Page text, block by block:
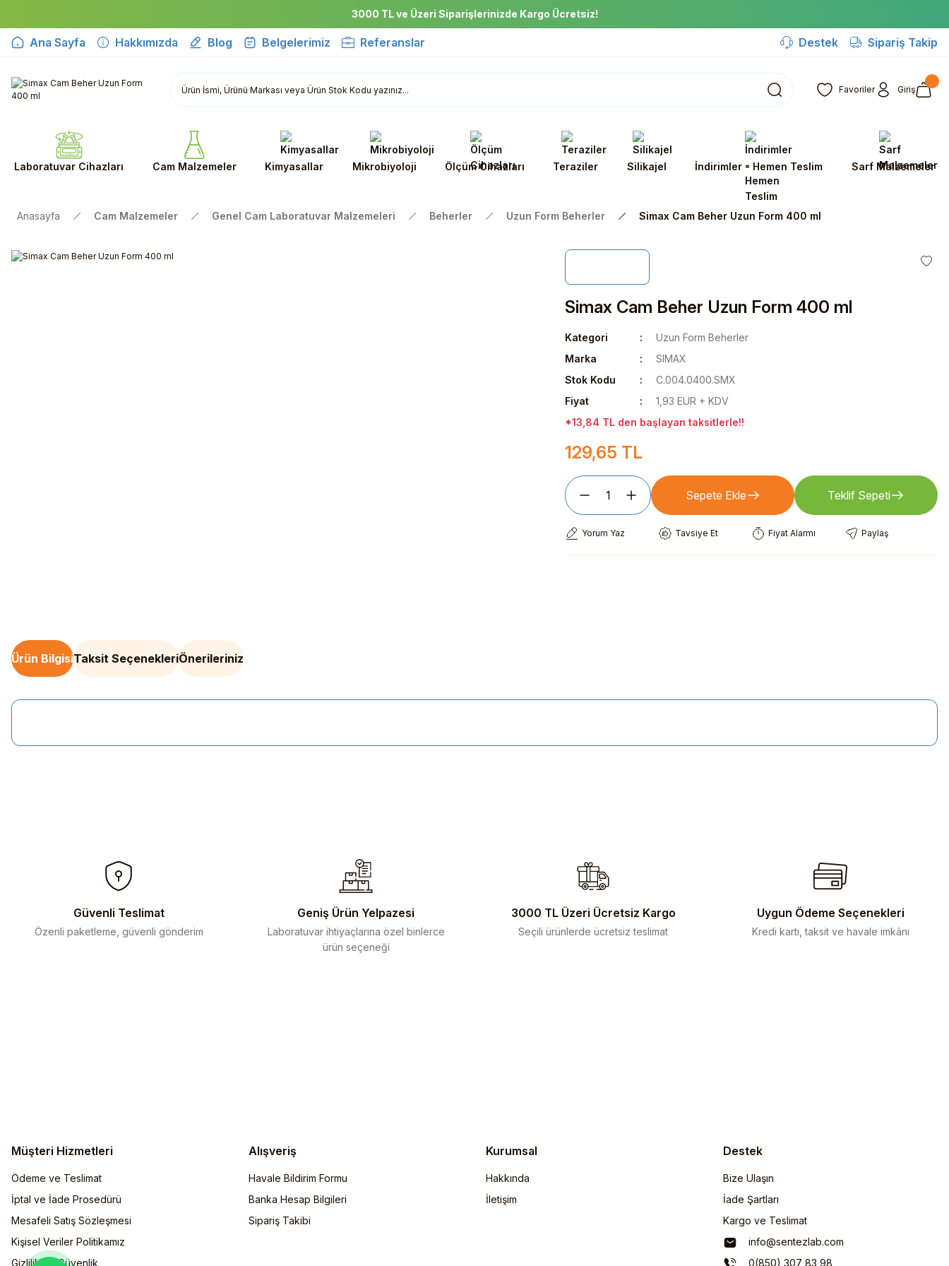
3000 TL ve Üzeri Siparişlerinizde Kargo Ücretsiz!
Ana Sayfa Hakkımızda Blog Belgelerimiz Referanslar Destek Sipariş Takip
Favoriler Giriş
Laboratuvar Cihazları Cam Malzemeler Kimyasallar Mikrobiyoloji Ölçüm Cihazları Teraziler Silikajel İndirimler - Hemen Teslim Sarf Malzemeler
Anasayfa Cam Malzemeler Genel Cam Laboratuvar Malzemeleri Beherler Uzun Form Beherler Simax Cam Beher Uzun Form 400 ml
Simax Cam Beher Uzun Form 400 ml
Kategori
Uzun Form Beherler
Marka
SIMAX
Stok Kodu
C.004.0400.SMX
Fiyat
1,93 EUR + KDV
*13,84 TL den başlayan taksitlerle!!
129,65 TL
Sepete Ekle Teklif Sepeti
Yorum Yaz Tavsiye Et Fiyat Alarmı Paylaş
Ürün BilgisiTaksit SeçenekleriÖnerileriniz
Ürün bilgilerinde hatalar bulunuyor.
Ürün fiyatı diğer sitelerden daha pahalı.
Güvenli Teslimat
Özenli paketleme, güvenli gönderim
Geniş Ürün Yelpazesi
Laboratuvar ihtiyaçlarına özel binlerce
ürün seçeneği
3000 TL Üzeri Ücretsiz Kargo
Seçili ürünlerde ücretsiz teslimat
Uygun Ödeme Seçenekleri
Kredi kartı, taksit ve havale imkânı
Müşteri Hizmetleri
Ödeme ve Teslimat
İptal ve İade Prosedürü
Mesafeli Satış Sözleşmesi
Kişisel Veriler Politikamız
Gizlilik ve Güvenlik
Alışveriş
Havale Bildirim Formu
Banka Hesap Bilgileri
Sipariş Takibi
Kurumsal
Hakkında
İletişim
Destek
Bize Ulaşın
İade Şartları
Kargo ve Teslimat
info@sentezlab.com
0(850) 307 83 98